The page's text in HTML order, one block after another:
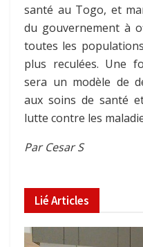
santé au Togo, et
du gouvernement à
toutes les
plus reculées. Une
sera un modèle de
aux soins de santé
lutte contre les
Par Cesar S
LiéArticles